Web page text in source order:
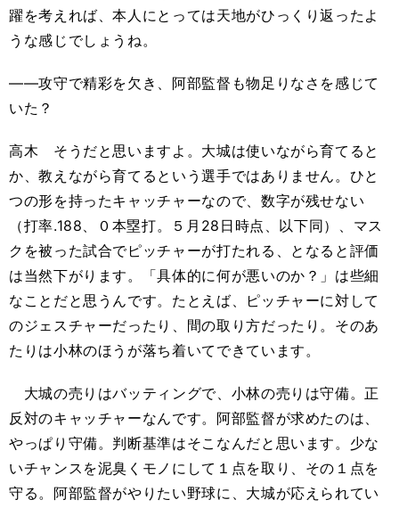
躍を考えれば、本人にとっては天地がひっくり返ったよ
うな感じでしょうね。
――攻守で精彩を欠き、阿部監督も物足りなさを感じて
いた？
高木 そうだと思いますよ。大城は使いながら育てると
か、教えながら育てるという選手ではありません。ひと
つの形を持ったキャッチャーなので、数字が残せない
（打率.188、０本塁打。５月28日時点、以下同）、マス
クを被った試合でピッチャーが打たれる、となると評価
は当然下がります。「具体的に何が悪いのか？」は些細
なことだと思うんです。たとえば、ピッチャーに対して
のジェスチャーだったり、間の取り方だったり。そのあ
たりは小林のほうが落ち着いてできています。
大城の売りはバッティングで、小林の売りは守備。正
反対のキャッチャーなんです。阿部監督が求めたのは、
やっぱり守備。判断基準はそこなんだと思います。少な
いチャンスを泥臭くモノにして１点を取り、その１点を
守る。阿部監督がやりたい野球に、大城が応えられてい